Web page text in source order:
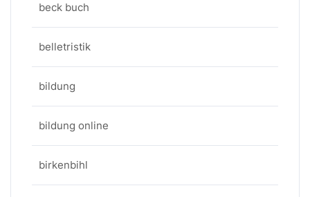
beck buch
belletristik
bildung
bildung online
birkenbihl